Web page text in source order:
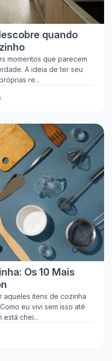
quando
momentos que parecem
A ideia de ter seu
re...
Os 10 Mais
aqueles itens de cozinha
eu vivi sem isso até
está chei...